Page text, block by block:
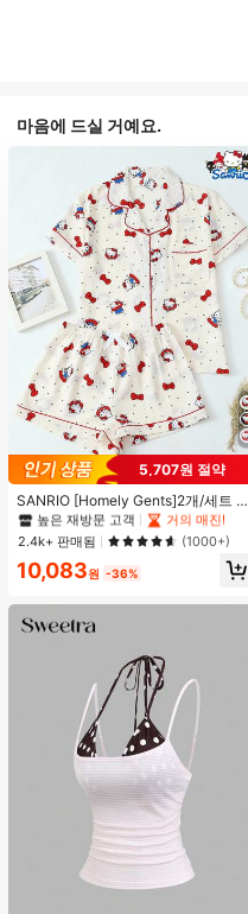
마음에 드실 거예요.
5,707원 절약
SANRIO [Homely Gents]2개/세트 여
성 프린트 라펠 반팔 버튼 포켓 상의
및 보우 반바지 잠옷 세트, 캐주얼 홈
웨어, 봄/여름에 적합
#1 TOP 3위
프라이드 월 여성 파자마 세트
높은 재방문 고객
거의 매진!
#1 TOP 3위
프라이드 월 여성 파자마 세트
높은 재방문 고객
거의 매진!
#1 TOP 3위
프라이드 월 여성 파자마 세트
높은 재방문 고객
거의 매진!
#1 TOP 3위
프라이드 월 여성 파자마 세트
높은 재방문 고객
2.4k+ 판매됨 (1000+)
10,083원 -36%